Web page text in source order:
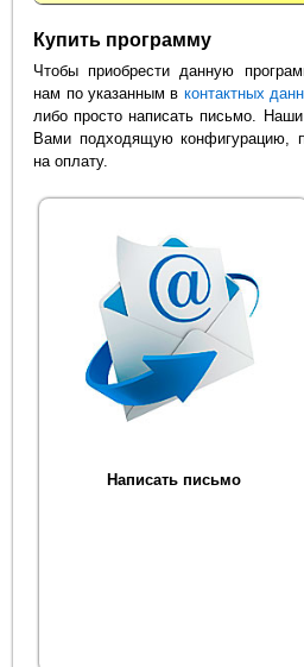
Купить программу
Чтобы приобрести данную
нам по указанным в контактных
либо просто написать письмо.
Вами подходящую конфигурацию,
на оплату.
Написать письмо